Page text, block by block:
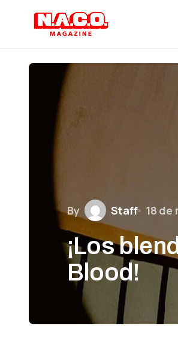
By Staff 18 de
¡Los
Blood!